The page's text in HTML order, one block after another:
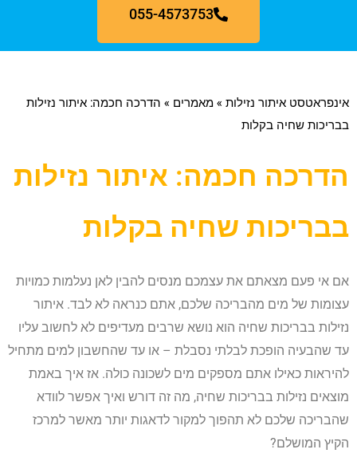
055-4573753
אינפראטסט איתור נזילות » מאמרים » הדרכה חכמה: איתור נזילות
בבריכות שחיה בקלות
הדרכה חכמה: איתור נזילות
בבריכות שחיה בקלות
אם אי פעם מצאתם את עצמכם מנסים להבין לאן נעלמות כמויות
עצומות של מים מהבריכה שלכם, אתם כנראה לא לבד. איתור
נזילות בבריכות שחיה הוא נושא שרבים מעדיפים לא לחשוב עליו
עד שהבעיה הופכת לבלתי נסבלת – או עד שהחשבון למים מתחיל
להיראות כאילו אתם מספקים מים לשכונה כולה. אז איך באמת
מוצאים נזילות בבריכות שחיה, מה זה דורש ואיך אפשר לוודא
שהבריכה שלכם לא תהפוך למקור לדאגות יותר מאשר למרכז
הקיץ המושלם?